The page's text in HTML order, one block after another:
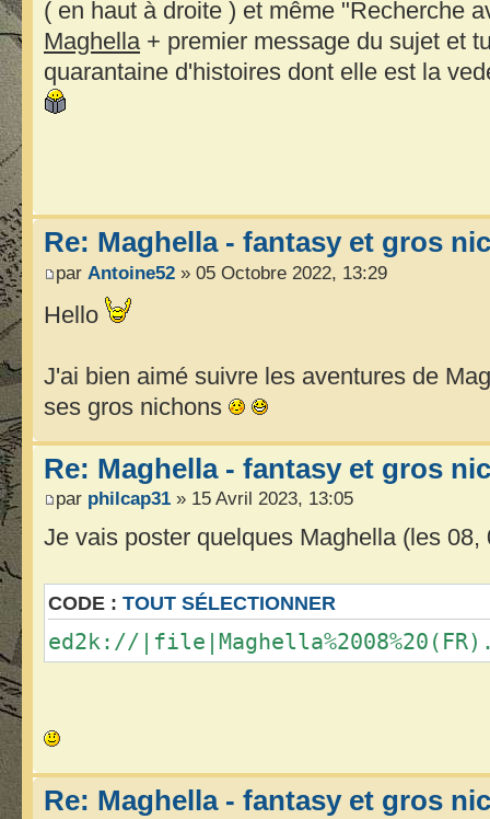
( en haut à droite ) et même "Recherche
Maghella + premier message du sujet et
quarantaine d'histoires dont elle est la
Re: Maghella - fantasy et gros
par Antoine52 » 05 Octobre 2022, 13:29
Hello
J'ai bien aimé suivre les aventures de
ses gros nichons
Re: Maghella - fantasy et gros
par philcap31 » 15 Avril 2023, 13:05
Je vais poster quelques Maghella (les
CODE : TOUT SÉLECTIONNER
ed2k://
Re: Maghella - fantasy et gros